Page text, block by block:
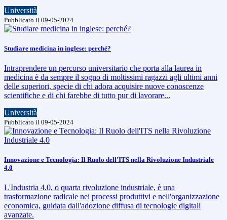
Università
Pubblicato il 09-05-2024
Studiare medicina in inglese: perché?
Intraprendere un percorso universitario che porta alla laurea in
medicina è da sempre il sogno di moltissimi ragazzi agli ultimi anni
delle superiori, specie di chi adora acquisire nuove conoscenze
scientifiche e di chi farebbe di tutto pur di lavorare...
Università
Pubblicato il 09-05-2024
Innovazione e Tecnologia: Il Ruolo dell'ITS nella Rivoluzione Industriale
4.0
L'Industria 4.0, o quarta rivoluzione industriale, è una
trasformazione radicale nei processi produttivi e nell'organizzazione
economica, guidata dall'adozione diffusa di tecnologie digitali
avanzate.